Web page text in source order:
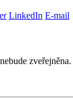
LinkedIn E-mail
zveřejněna.